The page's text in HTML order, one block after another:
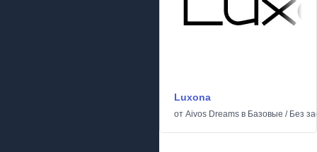
Luxona
от Aivos Dreams в Базовые / Без